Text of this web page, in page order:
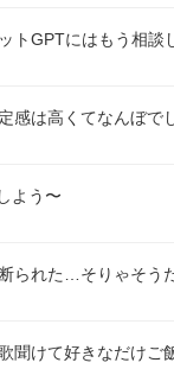
トGPTにはもう相談
感は高くてなんぼで
よう〜
られた…そりゃそう
聞けて好きなだけご